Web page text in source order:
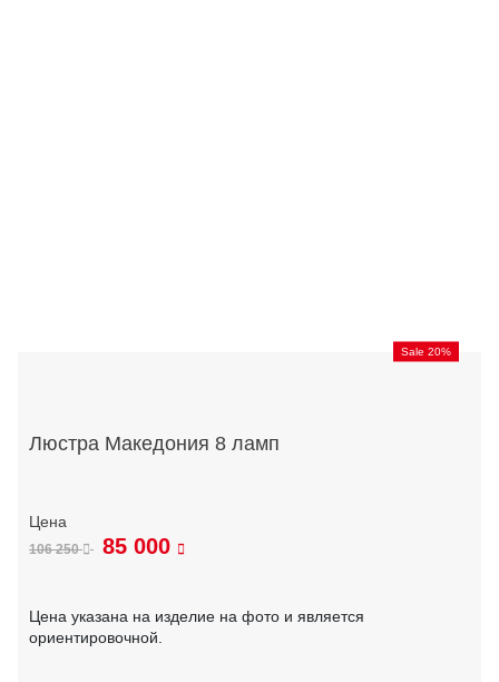
Sale 20%
Люстра Македония 8 ламп
106 250 85 000
Цена указана на изделие на фото и является
ориентировочной.